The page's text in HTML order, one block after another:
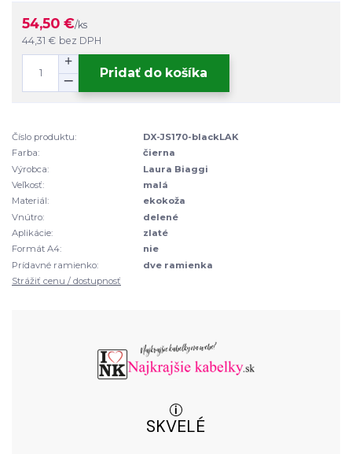
54,50 €/ks
44,31 € bez DPH
Pridať do košíka
Číslo produktu:
DX-JS170-blackLAK
Farba:
čierna
Výrobca:
Laura Biaggi
Veľkosť:
malá
Materiál:
ekokoža
Vnútro:
delené
Aplikácie:
zlaté
Formát A4:
nie
Prídavné ramienko:
dve ramienka
Strážiť cenu / dostupnosť
SKVELÉ